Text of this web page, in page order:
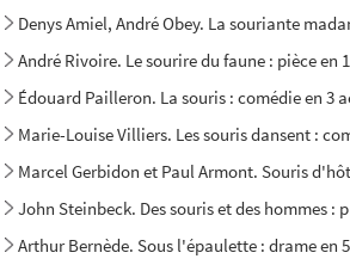
Denys Amiel, André Obey. La souriante
André Rivoire. Le sourire du faune : pièce en
Édouard Pailleron. La souris : comédie en 3
Marie-Louise Villiers. Les souris dansent :
Marcel Gerbidon et Paul Armont. Souris
John Steinbeck. Des souris et des hommes
Arthur Bernède. Sous l'épaulette : drame en